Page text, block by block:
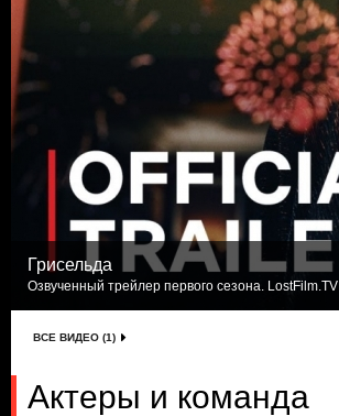
Грисельда
Озвученный трейлер первого сезона. LostFilm.TV
ВСЕ ВИДЕО (1)
Актеры и команда